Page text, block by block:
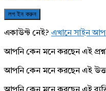
একাউন্ট নেই? এখানে সাইন
আপনি কেন মনে করছেন এই
আপনি কেন মনে করছেন এই